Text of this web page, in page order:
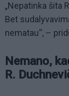
„Nepatinka šita
Bet
nematau“, –
Nemano,
R.